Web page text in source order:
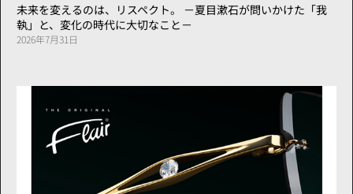
未来を変えるのは、リスペクト。 －夏目漱石が問いかけた「我
執」と、変化の時代に大切なこと－
2026年7月31日